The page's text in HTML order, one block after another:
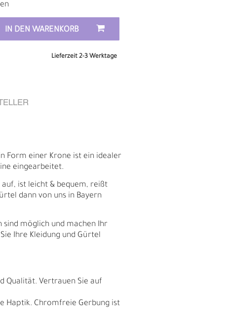
D
IN DEN WARENKORB
Lieferzeit 2-3 Werktage
Form einer Krone ist ein idealer
eingearbeitet.
ist leicht & bequem, reißt
dann von uns in Bayern
möglich und machen Ihr
Ihre Kleidung und Gürtel
Qualität. Vertrauen Sie auf
Haptik. Chromfreie Gerbung ist